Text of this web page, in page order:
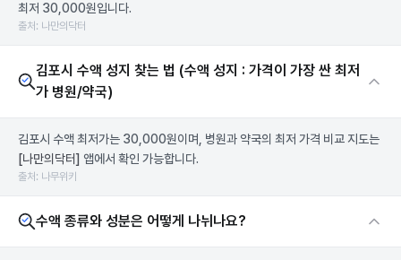
최저 30,000원입니다.
출처: 나만의닥터
김포시 수액 성지 찾는 법 (수액 성지 : 가격이 가장 싼 최저
가 병원/약국)
김포시 수액 최저가는 30,000원이며, 병원과 약국의 최저 가격 비교 지도는
[나만의닥터] 앱에서 확인 가능합니다.
출처: 나무위키
수액 종류와 성분은 어떻게 나뉘나요?